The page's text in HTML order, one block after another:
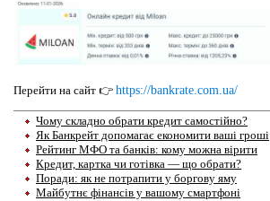
Перейти на сайт 👉 https://bankrate.com.ua/
Чому складно обрати кредит самостійно?
Як Банкрейт допомагає економити ваші гроші
Рейтинг МФО та банків: кому можна вірити
Кредит, картка чи готівка — що обрати?
Поради: як не потрапити у боргову яму
Майбутнє фінансів у вашому смартфоні